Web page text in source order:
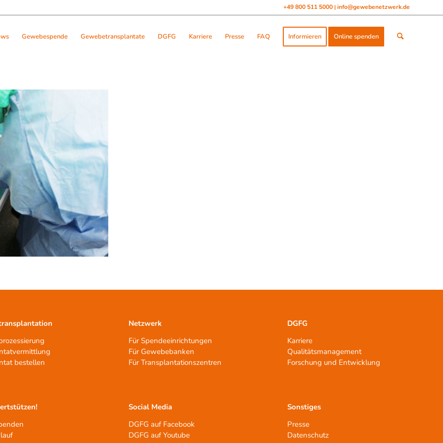
+49 800 511 5000 | info@gewebenetzwerk.de
Gewebespende Gewebetransplantate DGFG Karriere Presse FAQ Informieren Online spenden
bestellen
Netzwerk
Für Spendeeinrichtungen
Für Gewebebanken
Für Transplantationszentren
Social Media
DGFG auf Facebook
DGFG auf Youtube
DGFG
Karriere
Qualitätsmanagement
Forschung und Entwicklung
Sonstiges
Presse
Datenschutz